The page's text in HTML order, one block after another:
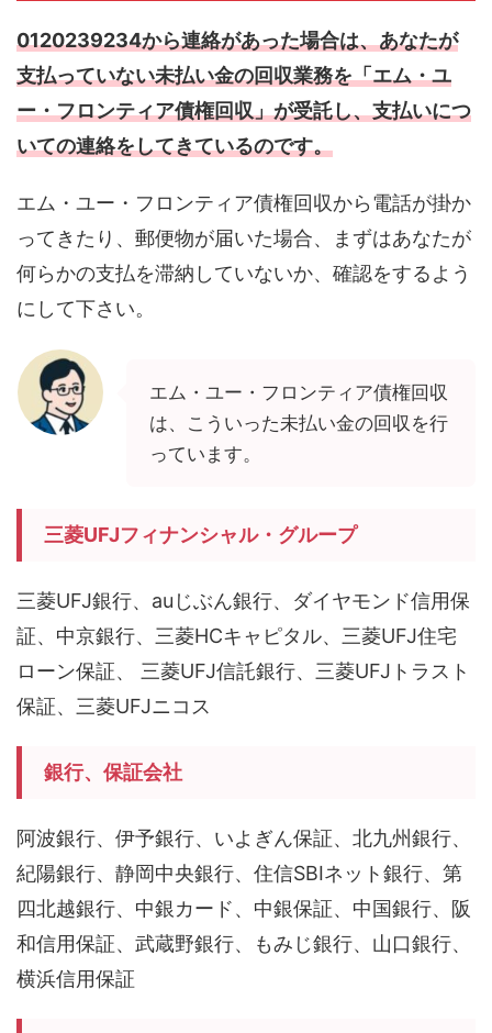
0120239234から連絡があった場合は、あなたが
支払っていない未払い金の回収業務を「エム・ユ
ー・フロンティア債権回収」が受託し、支払いにつ
いての連絡をしてきているのです。
エム・ユー・フロンティア債権回収から電話が掛か
ってきたり、郵便物が届いた場合、まずはあなたが
何らかの支払を滞納していないか、確認をするよう
にして下さい。
エム・ユー・フロンティア債権回収
は、こういった未払い金の回収を行
っています。
三菱UFJフィナンシャル・グループ
三菱UFJ銀行、auじぶん銀行、ダイヤモンド信用保
証、中京銀行、三菱HCキャピタル、三菱UFJ住宅
ローン保証、 三菱UFJ信託銀行、三菱UFJトラスト
保証、三菱UFJニコス
銀行、保証会社
阿波銀行、伊予銀行、いよぎん保証、北九州銀行、
紀陽銀行、静岡中央銀行、住信SBIネット銀行、第
四北越銀行、中銀カード、中銀保証、中国銀行、阪
和信用保証、武蔵野銀行、もみじ銀行、山口銀行、
横浜信用保証